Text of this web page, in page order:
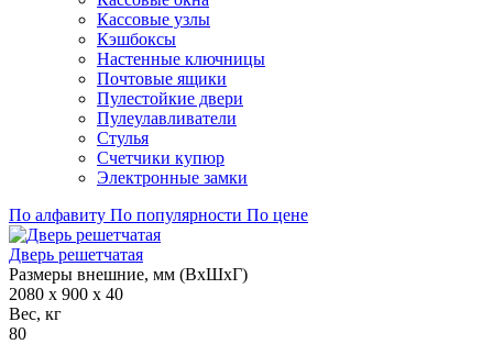
Кассовые узлы
Кэшбоксы
Настенные ключницы
Почтовые ящики
Пулестойкие двери
Пулеулавливатели
Стулья
Счетчики купюр
Электронные замки
По алфавиту По популярности По цене
Дверь решетчатая
Размеры внешние, мм (ВхШхГ)
2080 x 900 x 40
Вес, кг
80